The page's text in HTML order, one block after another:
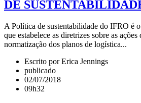
DE
A Política de sustentabilidade do IFRO é
que estabelece as diretrizes sobre as
normatização dos planos de logística...
Escrito por Erica Jennings
publicado
02/07/2018
09h32